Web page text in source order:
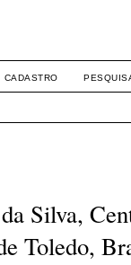
CADASTRO
Silva,
Toledo,